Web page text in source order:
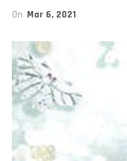
On Mar 6, 2021